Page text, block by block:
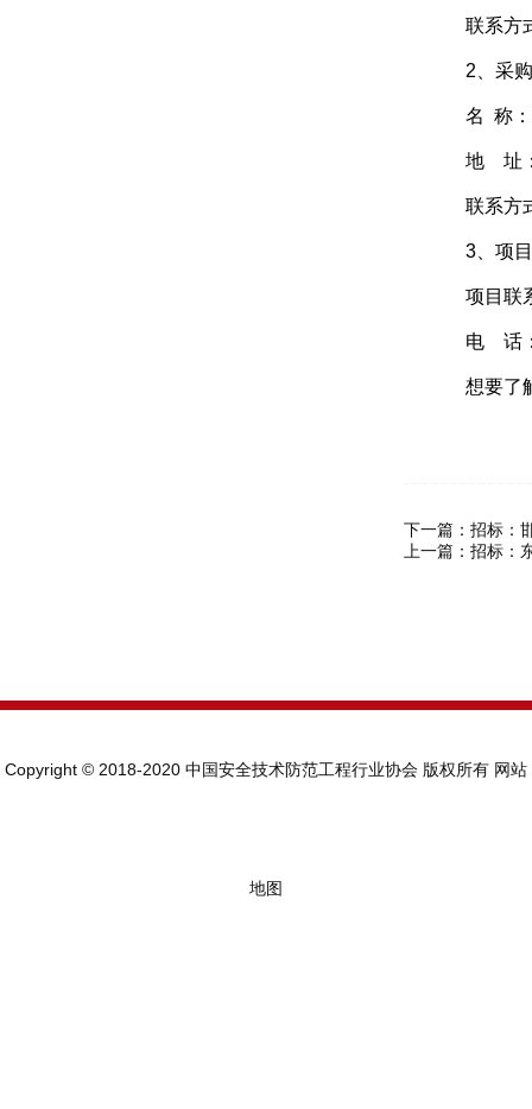
联系方式
2、采购
名 称：
地 址：深
联系方式
3、项目
项目联系
电 话：
想要了解
下一篇： 招标：
上一篇： 招标：
Copyright © 2018-2020 中国安全技术防范工程行业协会 版权所有 网站
地图